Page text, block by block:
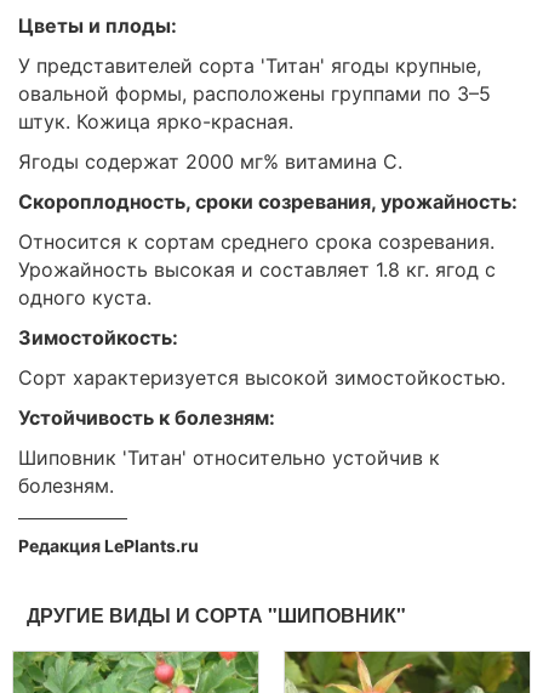
Цветы и плоды:
У представителей сорта 'Титан' ягоды крупные,
овальной формы, расположены группами по 3–5
штук. Кожица ярко-красная.
Ягоды содержат 2000 мг% витамина С.
Скороплодность, сроки созревания, урожайность:
Относится к сортам среднего срока созревания.
Урожайность высокая и составляет 1.8 кг. ягод с
одного куста.
Зимостойкость:
Сорт характеризуется высокой зимостойкостью.
Устойчивость к болезням:
Шиповник 'Титан' относительно устойчив к
болезням.
Редакция LePlants.ru
ДРУГИЕ ВИДЫ И СОРТА "ШИПОВНИК"